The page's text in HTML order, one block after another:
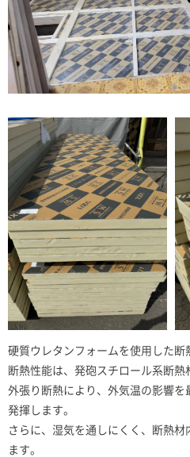
硬質ウレタンフォームを使用した断
断熱性能は、発砲スチロール系断熱
外張り断熱により、外気温の影響を
発揮します。
さらに、湿気を通しにくく、断熱
ます。